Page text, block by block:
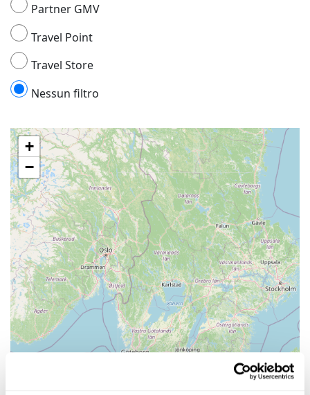
Partner GMV
Travel Point
Travel Store
Nessun filtro
+
−